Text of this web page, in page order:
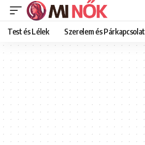
Test és Lélek Szerelem és Párkapcsolat